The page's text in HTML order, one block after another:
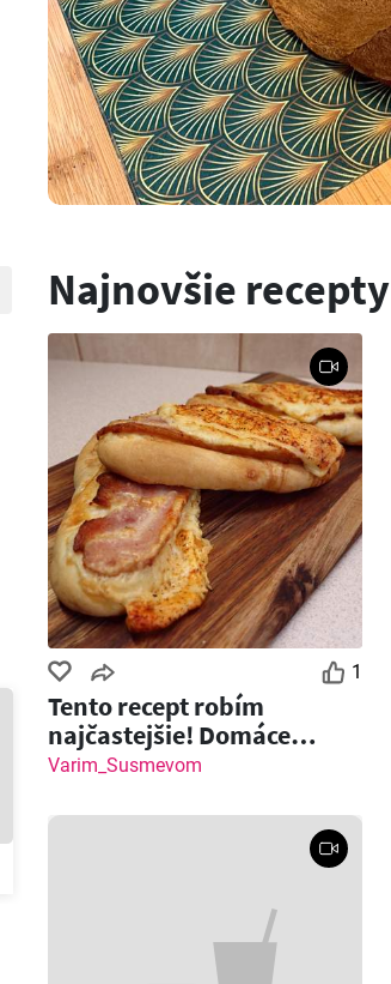
Najnovšie recepty
1
Tento recept robím
najčastejšie! Domáce
pečivo so slaninou a syrom
Varim_Susmevom